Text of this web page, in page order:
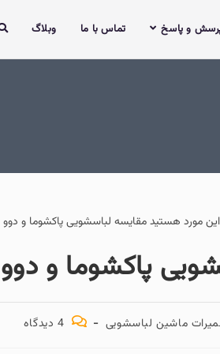
و پاسخ تماس با ما وبلاگ
پاکشوما و دوو
ماشین لباسشویی 4 دیدگاه‌